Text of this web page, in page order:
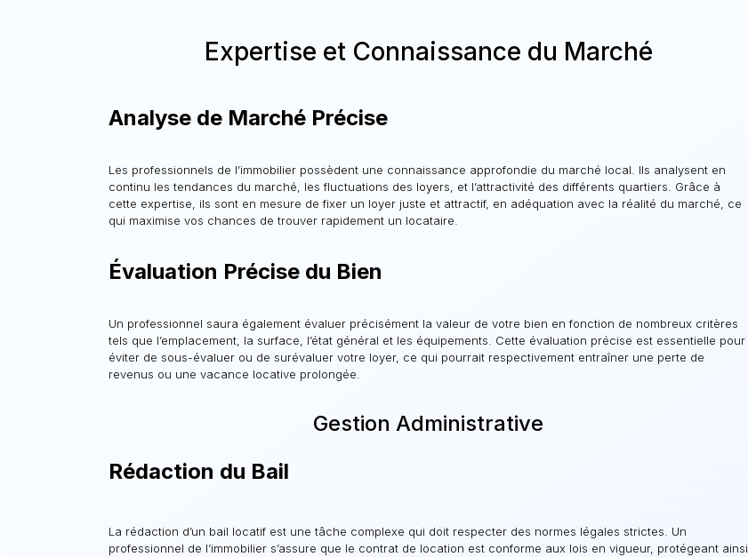
Expertise et Connaissance du Marché
Analyse de Marché Précise
Les professionnels de l’immobilier possèdent une connaissance approfondie du marché local. Ils analysent en
continu les tendances du marché, les fluctuations des loyers, et l’attractivité des différents quartiers. Grâce à
cette expertise, ils sont en mesure de fixer un loyer juste et attractif, en adéquation avec la réalité du marché, ce
qui maximise vos chances de trouver rapidement un locataire.
Évaluation Précise du Bien
Un professionnel saura également évaluer précisément la valeur de votre bien en fonction de nombreux critères
tels que l’emplacement, la surface, l’état général et les équipements. Cette évaluation précise est essentielle pour
éviter de sous-évaluer ou de surévaluer votre loyer, ce qui pourrait respectivement entraîner une perte de
revenus ou une vacance locative prolongée.
Gestion Administrative
Rédaction du Bail
La rédaction d’un bail locatif est une tâche complexe qui doit respecter des normes légales strictes. Un
professionnel de l’immobilier s’assure que le contrat de location est conforme aux lois en vigueur, protégeant ainsi